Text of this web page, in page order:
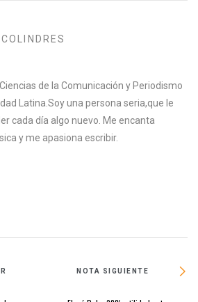
de la Comunicación y Periodismo
Latina.Soy una persona seria,que le
cada día algo nuevo. Me encanta
y me apasiona escribir.
NOTA SIGUIENTE